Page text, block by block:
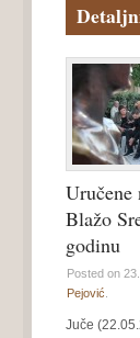
Uručene
Blažo
godinu
Posted on
Pejović
Juče